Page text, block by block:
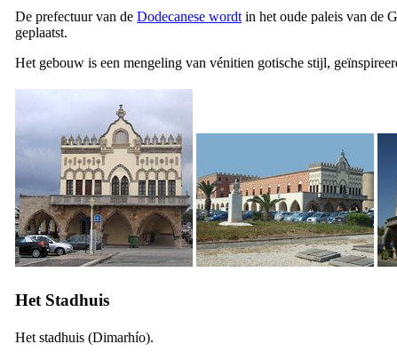
De prefectuur van de Dodecanese wordt in het oude paleis van de
geplaatst.
Het gebouw is een mengeling van vénitien gotische stijl,
Het Stadhuis
Het stadhuis (Dimarhío).